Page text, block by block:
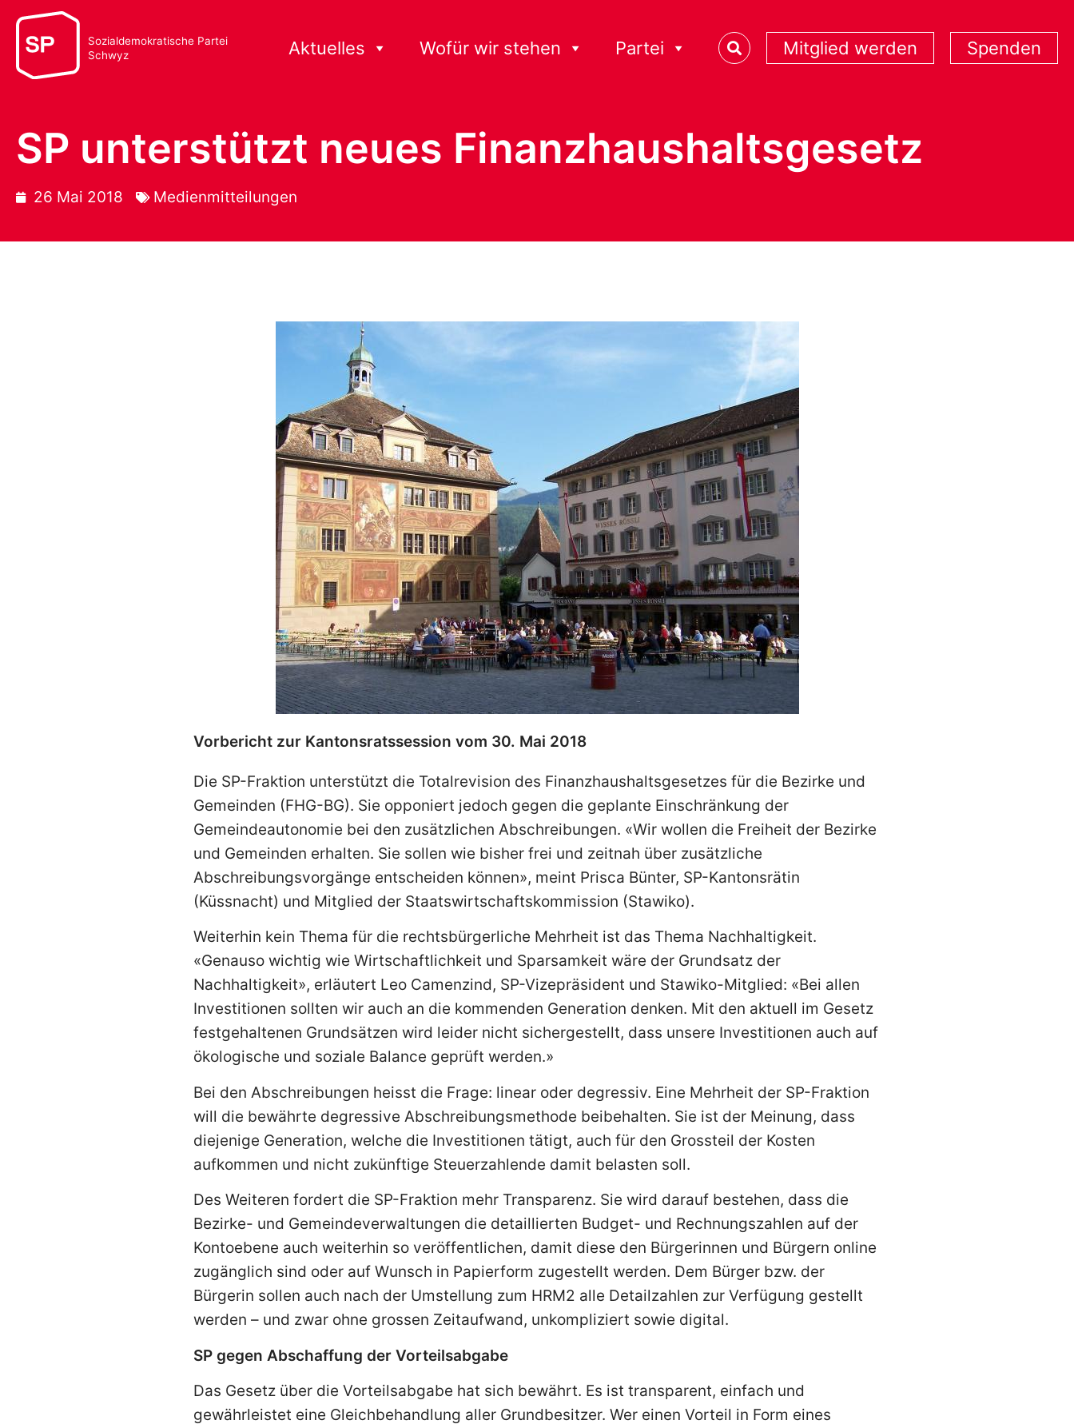
Sozialdemokratische Partei
Schwyz
Aktuelles Wofür wir stehen Partei Mitglied werden Spenden
SP unterstützt neues Finanzhaushaltsgesetz
26 Mai 2018 Medienmitteilungen
Vorbericht zur Kantonsratssession vom 30. Mai 2018
Die SP-Fraktion unterstützt die Totalrevision des Finanzhaushaltsgesetzes für die Bezirke und
Gemeinden (FHG-BG). Sie opponiert jedoch gegen die geplante Einschränkung der
Gemeindeautonomie bei den zusätzlichen Abschreibungen. «Wir wollen die Freiheit der Bezirke
und Gemeinden erhalten. Sie sollen wie bisher frei und zeitnah über zusätzliche
Abschreibungsvorgänge entscheiden können», meint Prisca Bünter, SP-Kantonsrätin
(Küssnacht) und Mitglied der Staatswirtschaftskommission (Stawiko).
Weiterhin kein Thema für die rechtsbürgerliche Mehrheit ist das Thema Nachhaltigkeit.
«Genauso wichtig wie Wirtschaftlichkeit und Sparsamkeit wäre der Grundsatz der
Nachhaltigkeit», erläutert Leo Camenzind, SP-Vizepräsident und Stawiko-Mitglied: «Bei allen
Investitionen sollten wir auch an die kommenden Generation denken. Mit den aktuell im Gesetz
festgehaltenen Grundsätzen wird leider nicht sichergestellt, dass unsere Investitionen auch auf
ökologische und soziale Balance geprüft werden.»
Bei den Abschreibungen heisst die Frage: linear oder degressiv. Eine Mehrheit der SP-Fraktion
will die bewährte degressive Abschreibungsmethode beibehalten. Sie ist der Meinung, dass
diejenige Generation, welche die Investitionen tätigt, auch für den Grossteil der Kosten
aufkommen und nicht zukünftige Steuerzahlende damit belasten soll.
Des Weiteren fordert die SP-Fraktion mehr Transparenz. Sie wird darauf bestehen, dass die
Bezirke- und Gemeindeverwaltungen die detaillierten Budget- und Rechnungszahlen auf der
Kontoebene auch weiterhin so veröffentlichen, damit diese den Bürgerinnen und Bürgern online
zugänglich sind oder auf Wunsch in Papierform zugestellt werden. Dem Bürger bzw. der
Bürgerin sollen auch nach der Umstellung zum HRM2 alle Detailzahlen zur Verfügung gestellt
werden – und zwar ohne grossen Zeitaufwand, unkompliziert sowie digital.
SP gegen Abschaffung der Vorteilsabgabe
Das Gesetz über die Vorteilsabgabe hat sich bewährt. Es ist transparent, einfach und
gewährleistet eine Gleichbehandlung aller Grundbesitzer. Wer einen Vorteil in Form eines